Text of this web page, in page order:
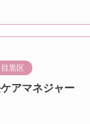
目黒区
アマネジャー